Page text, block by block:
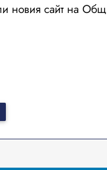
новия сайт на